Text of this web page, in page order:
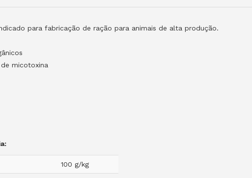
para fabricação de ração para animais de alta produção.
micotoxina
100 g/kg